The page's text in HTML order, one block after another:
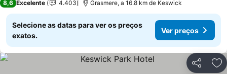
8,6 Excelente 4.403 Grasmere, a 16.8 km de Keswick
Selecione as datas para ver os preços
exatos.
Ver preços
Partilhar